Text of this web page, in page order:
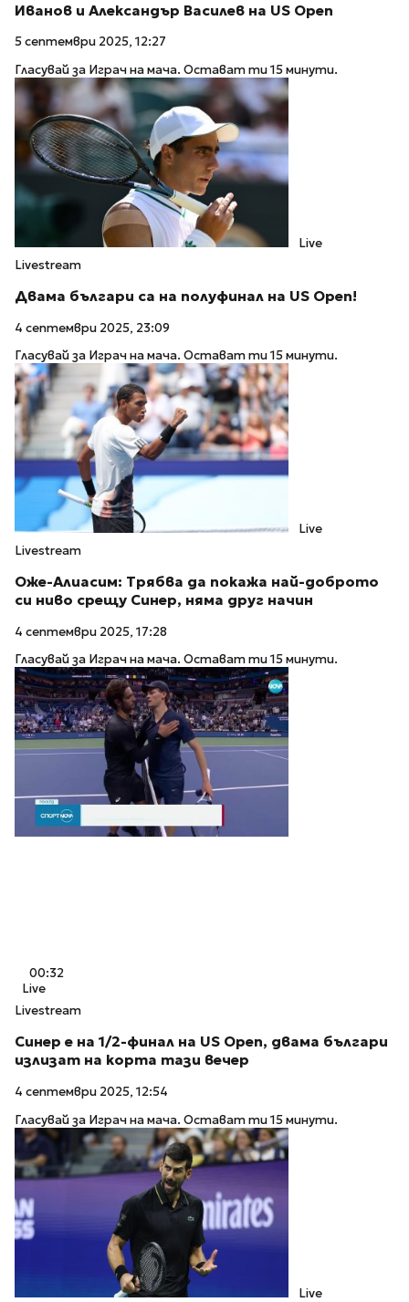
Иванов и Александър Василев на US Open
5 септември 2025, 12:27
Гласувай за Играч на мача. Остават ти 15 минути.
Live
Livestream
Двама българи са на полуфинал на US Open!
4 септември 2025, 23:09
Гласувай за Играч на мача. Остават ти 15 минути.
Live
Livestream
Оже-Алиасим: Трябва да покажа най-доброто
си ниво срещу Синер, няма друг начин
4 септември 2025, 17:28
Гласувай за Играч на мача. Остават ти 15 минути.
00:32
Live
Livestream
Синер е на 1/2-финал на US Open, двама българи
излизат на корта тази вечер
4 септември 2025, 12:54
Гласувай за Играч на мача. Остават ти 15 минути.
Live